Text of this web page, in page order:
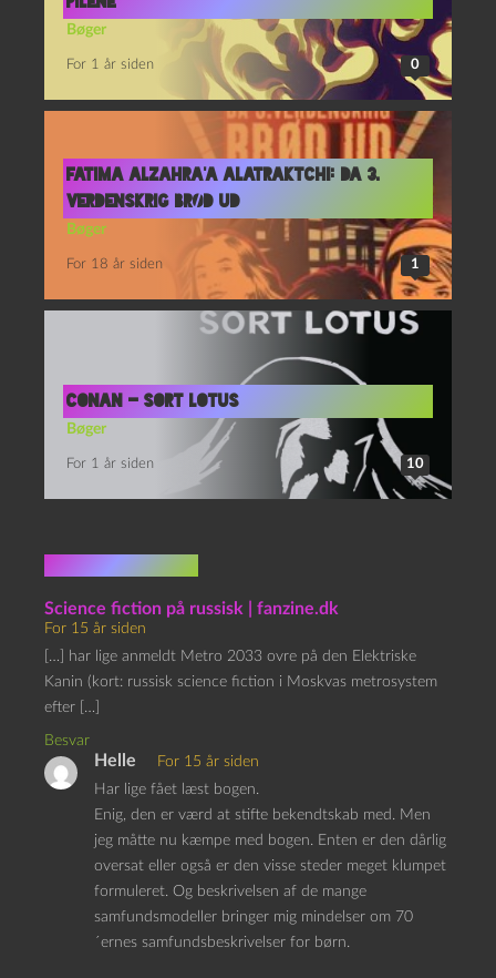
Bøger
For 1 år siden 0
Fatima Alzahra’a Alatraktchi: Da 3.
verdenskrig brød ud
Bøger
For 18 år siden 1
Conan – Sort lotus
Bøger
For 1 år siden 10
3 kommentarer
Science fiction på russisk | fanzine.dk
For 15 år siden
[…] har lige anmeldt Metro 2033 ovre på den Elektriske
Kanin (kort: russisk science fiction i Moskvas metrosystem
efter […]
Besvar
Helle
For 15 år siden
Har lige fået læst bogen.
Enig, den er værd at stifte bekendtskab med. Men
jeg måtte nu kæmpe med bogen. Enten er den dårlig
oversat eller også er den visse steder meget klumpet
formuleret. Og beskrivelsen af de mange
samfundsmodeller bringer mig mindelser om 70
´ernes samfundsbeskrivelser for børn.